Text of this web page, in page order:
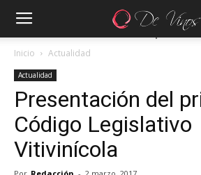
Inicio Actualidad
Actualidad
Presentación del
Código Legislativo
Vitivinícola